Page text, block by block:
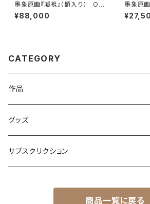
墨象原画『凝視』（額入り） Ori
ginal Painting「Stare」（Fram
ed）
¥88,000
墨象原画
iginal
ed）
CATEGORY
作品
原画
複製画
グッズ
サブスクリクション
商品一覧に戻る